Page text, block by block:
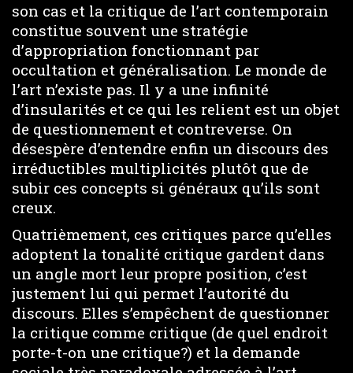
son cas et la critique de l’art contemporain
constitue souvent une stratégie
d’appropriation fonctionnant par
occultation et généralisation. Le monde de
l’art n’existe pas. Il y a une infinité
d’insularités et ce qui les relient est un objet
de questionnement et contreverse. On
désespère d’entendre enfin un discours des
irréductibles multiplicités plutôt que de
subir ces concepts si généraux qu’ils sont
creux.
Quatrièmement, ces critiques parce qu’elles
adoptent la tonalité critique gardent dans
un angle mort leur propre position, c’est
justement lui qui permet l’autorité du
discours. Elles s’empêchent de questionner
la critique comme critique (de quel endroit
porte-t-on une critique?) et la demande